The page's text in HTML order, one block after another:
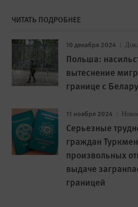
ЧИТАТЬ ПОДРОБНЕЕ
10 декабря 2024
Польша:
вытеснение
границе с
11 ноября 2024
Серьезные
граждан
произвольных
выдаче
границей